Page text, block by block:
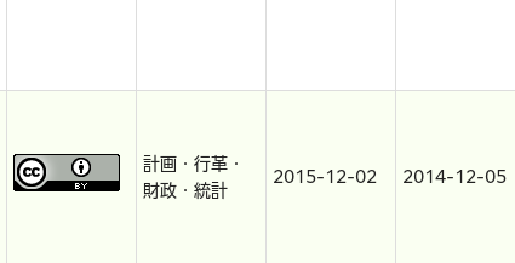
計画・行革・
財政・統計
2015-12-02 2014-12-05